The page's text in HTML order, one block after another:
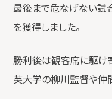
最後まで危なげない試
を獲得しました。
勝利後は観客席に駆け
英大学の柳川監督や仲